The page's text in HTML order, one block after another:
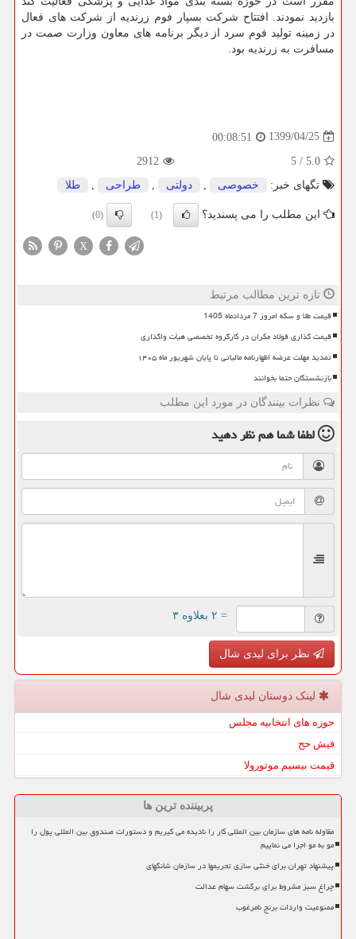
بازدید نمودند. افتتاح شرکت بسپار فوم زرندیه از شرکت های فعال
در زمینه تولید فوم سرد از دیگر برنامه های معاون وزارت صمت در
مسافرت به زرندیه بود.
1399/04/25
00:08:51
5.0
/
5
2912
تگهای خبر:
خصوصی دولتی طراحی طلا
این مطلب را می پسندید؟ (1)
(0)
X
تازه ترین مطالب مرتبط
قیمت طلا و سکه امروز 7 مردادماه 1405
قیمت گذاری فولاد مکران در کارگروه تخصصی هیأت واگذاری
تمدید مهلت عرضه اظهارنامه مالیاتی تا پایان شهریور ماه ۱۴۰۵
بازنشستگان حتما بخوانند
نظرات بینندگان در مورد این مطلب
لطفا شما همنظر دهید
= ۲ بعلاوه ۳
نظر برای لیدی شال
لینک دوستان لیدی شال
حوزه های انتخابیه مجلس
فیش حج
قیمت بیسیم موتورولا
پربیننده ترین ها
مقاوله نامه های سازمان بین المللی کار را نادیده می گیریم و دستورات صندوق بین المللی پول را
مو به مو اجرا می نماییم
پیشنهاد تهران برای خنثی سازی تحریمها در سازمان شانگهای
چراغ سبز مشروط برای برگشت سهام عدالت
ممنوعیت واردات برنج نامرغوب